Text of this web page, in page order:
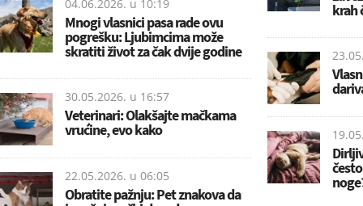
04.06.2026. u 10:19
Mnogi vlasnici pasa rade ovu
pogrešku: Ljubimcima može
skratiti život za čak dvije godine
30.05.2026. u 16:57
Veterinari: Olakšajte mačkama
vrućine, evo kako
22.05.2026. u 06:05
Obratite pažnju: Pet znakova da
krah